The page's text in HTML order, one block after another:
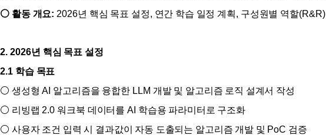
⚪ 활동 개요: 2026년 핵심 목표 설정, 연간 학습 일정 계획, 구성원별 역할(R&R)
2. 2026년 핵심 목표 설정
2.1 학습 목표
⚪ 생성형AI 알고리즘을 융합한 LLM 개발 및 알고리즘 로직 설계서 작성
⚪ 리빙랩 2.0워크북 데이터를 AI 학습용 파라미터로 구조화
⚪ 사용자 조건 입력 시 결과값이 자동 도출되는 알고리즘 개발 및 PoC 검증